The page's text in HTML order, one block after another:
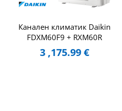
Канален климатик Daikin
FDXM60F9 + RXM60R
3 ,175.99€